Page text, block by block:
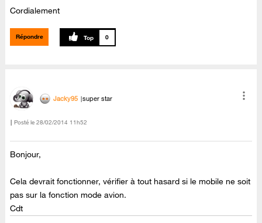
Cordialement
Répondre 0
Jacky95 super star
Posté le ‎28/02/2014 11h52
Bonjour,
Cela devrait fonctionner, vérifier à tout hasard si le mobile ne soit
pas sur la fonction mode avion.
Cdt